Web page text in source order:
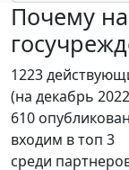
Почему
1223
(на декабрь
610
входим в топ 3
среди